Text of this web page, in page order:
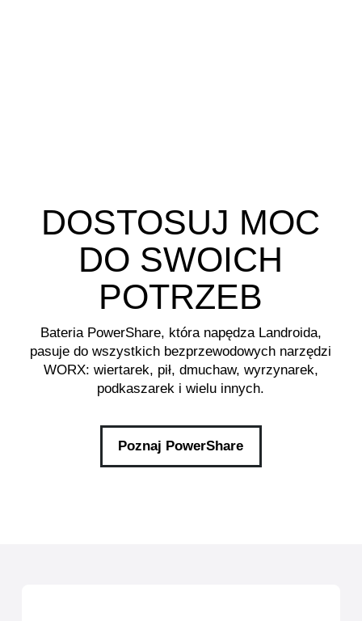
DOSTOSUJ MOC
DO SWOICH
POTRZEB
Bateria PowerShare, która napędza Landroida,
pasuje do wszystkich bezprzewodowych narzędzi
WORX: wiertarek, pił, dmuchaw, wyrzynarek,
podkaszarek i wielu innych.
Poznaj PowerShare